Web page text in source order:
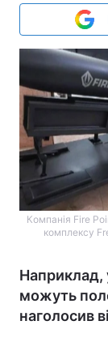
Компанія Fire
комплексу
Наприклад,
можуть
наголосив